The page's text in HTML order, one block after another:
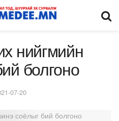
нийгмийн
болгоно
07-20